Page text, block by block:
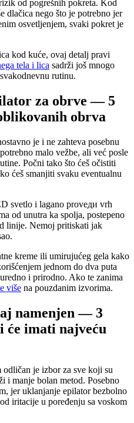
od pogrešnih pokreta. Kod
dlačica nego što je potrebno jer
osvetljenjem, svaki pokret je
kod kuće, ovaj detalj pravi
tela i lica sadrži još mnogo
rutinu.
za obrve — 5
obrva
je i ne zahteva posebnu
malo vežbe, ali već posle
Počni tako što ćeš očistiti
ćeš smanjiti svaku eventualnu
svetlo i lagano proveди vrh
od unutra ka spolja, postepeno
linije. Nemoj pritiskati jak
kreme ili umirujućeg gela kako
jednom do dva puta
i prirodno. Ako te zanima
više na pouzdanim izvorima.
namenjen — 3
imati najveću
je izbor za sve koji su
i manje bolan metod. Posebno
jer uklanjanje epilator bezbolno
iritacije u poređenju sa voskom